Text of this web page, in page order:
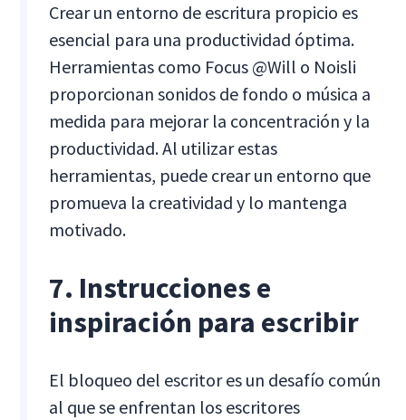
Crear un entorno de escritura propicio es
esencial para una productividad óptima.
Herramientas como Focus @Will o Noisli
proporcionan sonidos de fondo o música a
medida para mejorar la concentración y la
productividad. Al utilizar estas
herramientas, puede crear un entorno que
promueva la creatividad y lo mantenga
motivado.
7. Instrucciones e
inspiración para escribir
El bloqueo del escritor es un desafío común
al que se enfrentan los escritores